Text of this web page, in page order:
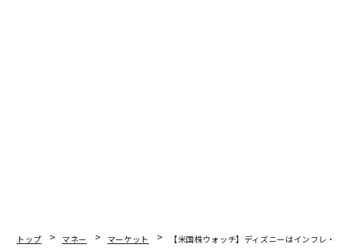
関連記事
トップ マネー マーケット
【米国株ウォッチ】ディズニーはインフレ・